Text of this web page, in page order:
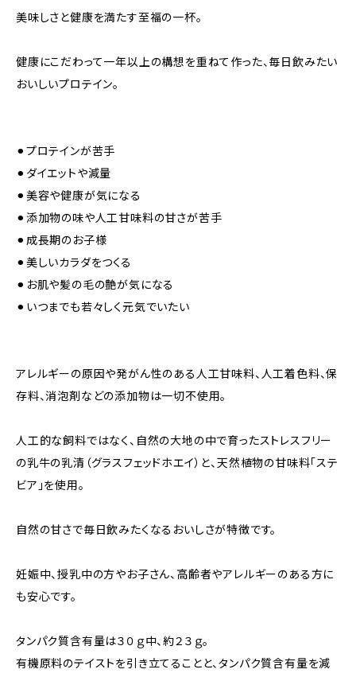
美味しさと健康を満たす至福の一杯。
健康にこだわって一年以上の構想を重ねて作った、毎日飲みたい
おいしいプロテイン。
⚫︎プロテインが苦手
⚫︎ダイエットや減量
⚫︎美容や健康が気になる
⚫︎添加物の味や人工甘味料の甘さが苦手
⚫︎成長期のお子様
⚫︎美しいカラダをつくる
⚫︎お肌や髪の毛の艶が気になる
⚫︎いつまでも若々しく元気でいたい
アレルギーの原因や発がん性のある人工甘味料、人工着色料、保
存料、消泡剤などの添加物は一切不使用。
人工的な飼料ではなく、自然の大地の中で育ったストレスフリー
の乳牛の乳清（グラスフェッドホエイ）と、天然植物の甘味料「ステ
ビア」を使用。
自然の甘さで毎日飲みたくなるおいしさが特徴です。
妊娠中、授乳中の方やお子さん、高齢者やアレルギーのある方に
も安心です。
タンパク質含有量は３０ｇ中、約２３ｇ。
有機原料のテイストを引き立てることと、タンパク質含有量を減